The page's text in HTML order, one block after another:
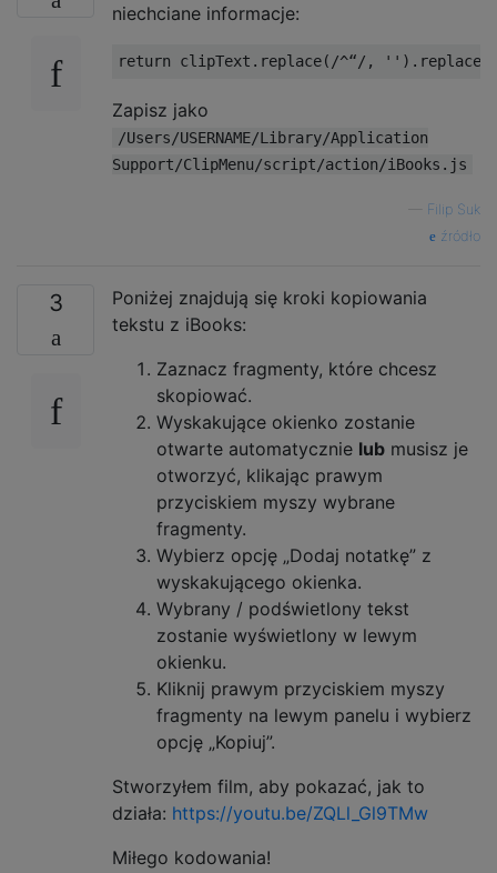
niechciane informacje:
Zapisz jako
/Users/USERNAME/Library/Application
Support/ClipMenu/script/action/iBooks.js
Filip Suk
źródło
3
Poniżej znajdują się kroki kopiowania
tekstu z iBooks:
Zaznacz fragmenty, które chcesz
skopiować.
Wyskakujące okienko zostanie
otwarte automatycznie lub musisz je
otworzyć, klikając prawym
przyciskiem myszy wybrane
fragmenty.
Wybierz opcję „Dodaj notatkę” z
wyskakującego okienka.
Wybrany / podświetlony tekst
zostanie wyświetlony w lewym
okienku.
Kliknij prawym przyciskiem myszy
fragmenty na lewym panelu i wybierz
opcję „Kopiuj”.
Stworzyłem film, aby pokazać, jak to
działa: https://youtu.be/ZQLl_Gl9TMw
Miłego kodowania!